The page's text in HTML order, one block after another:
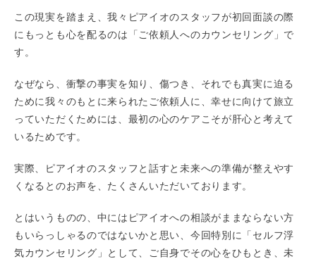
この現実を踏まえ、我々ピアイオのスタッフが初回面談の際
にもっとも心を配るのは「ご依頼人へのカウンセリング」で
す。
なぜなら、衝撃の事実を知り、傷つき、それでも真実に迫る
ために我々のもとに来られたご依頼人に、幸せに向けて旅立
っていただくためには、最初の心のケアこそが肝心と考えて
いるためです。
実際、ピアイオのスタッフと話すと未来への準備が整えやす
くなるとのお声を、たくさんいただいております。
とはいうものの、中にはピアイオへの相談がままならない方
もいらっしゃるのではないかと思い、今回特別に「セルフ浮
気カウンセリング」として、ご自身でその心をひもとき、未